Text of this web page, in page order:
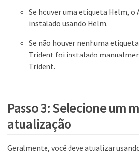
Se houver uma etiqueta Helm,
instalado usando Helm.
Se não houver nenhuma
Trident foi instalado
Trident.
Passo 3: Selecione um
atualização
Geralmente, você deve atualizar